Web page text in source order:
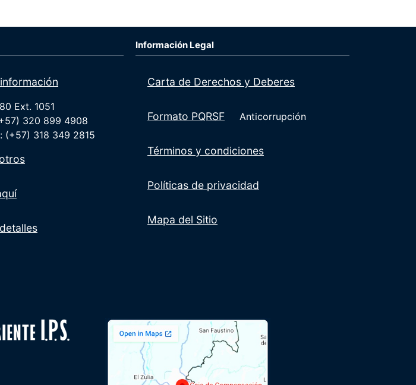
Ext. 1051
320 899 4908
(+57) 318 349 2815
Información Legal
Carta de Derechos y Deberes
Formato PQRSF Anticorrupción
Términos y condiciones
Políticas de privacidad
Mapa del Sitio